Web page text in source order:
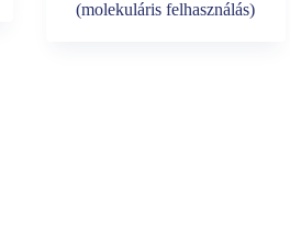
(molekuláris felhasználás)